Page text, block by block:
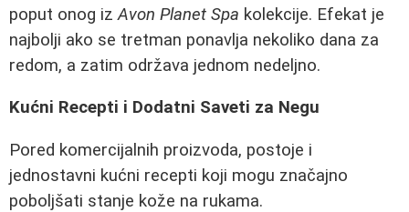
poput onog izAvon Planet Spa kolekcije. Efekat je
najbolji ako se tretman ponavlja nekoliko dana za
redom, a zatim održava jednom nedeljno.
Kućni Recepti i Dodatni Saveti za Negu
Pored komercijalnih proizvoda, postoje i
jednostavni kućni recepti koji mogu značajno
poboljšati stanje kože na rukama.